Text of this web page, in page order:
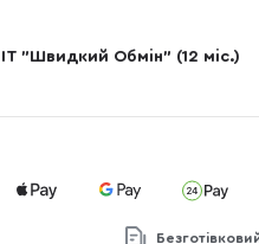
"Швидкий Обмін" (12 міс.)